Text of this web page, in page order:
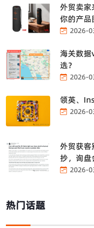
外贸卖
你的产品
2026-
海关数
选？
2026-
领英、
2026-
外贸获客
抄，询盘
2026-
热门话题